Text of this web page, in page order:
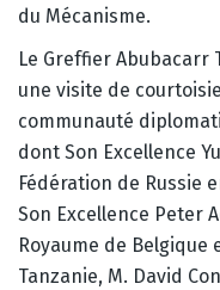
du Mécanisme.
Le Greffier Abubacarr
une visite de
communauté
dont Son Excellence
Fédération de Russie
Son Excellence Peter
Royaume de Belgique
Tanzanie, M. David